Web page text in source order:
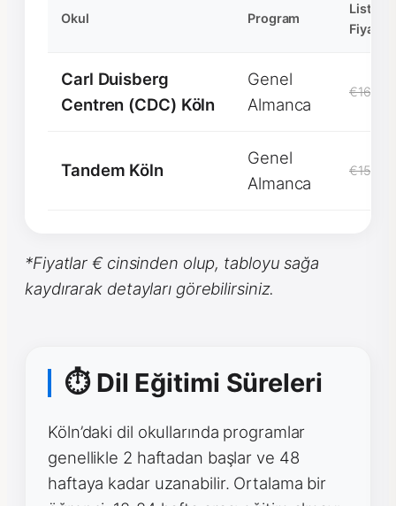
Okul Program
Liste
Fiyatı
Carl Duisberg
Centren (CDC) Köln
Genel
Almanca
€1600
Tandem Köln
Genel
Almanca
€1500
*Fiyatlar € cinsinden olup, tabloyu sağa
kaydırarak detayları görebilirsiniz.
⏱ Dil Eğitimi Süreleri
Köln’daki dil okullarında programlar
genellikle 2 haftadan başlar ve 48
haftaya kadar uzanabilir. Ortalama bir